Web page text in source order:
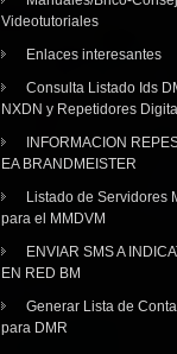
Videotutoriales
Enlaces interesantes
Consulta Listado Ids
NXDN y Repetidores
INFORMACION
EA BRANDMEISTER
Listado de Servidores
para el MMDVM
ENVIAR SMS A
EN RED BM
Generar Lista de
para DMR